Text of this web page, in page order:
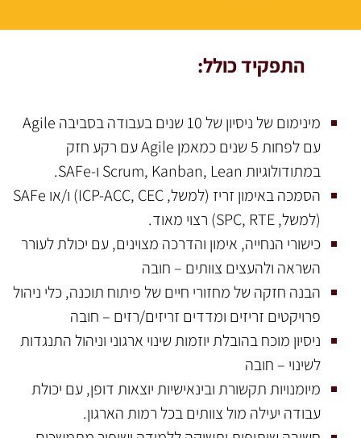
התפקיד כולל:
מינימום של ניסיון של 10 שנים בעבודה בסביבה Agile
עם לפחות 5 שנים כמאמן Agile עם רקע חזק
במתודולוגיות Scrum, Kanban, Lean ו-SAFe.
הסמכה באימון זריז (למשל, ICP-ACC, CEC) ו/או SAFe
(למשל, SPC, RTE) רצוי מאוד.
כישורי הנחייה, אימון והדרכה מצוינים, עם יכולת לעורר
השראה ולהעצים צוותים – חובה
הבנה חזקה של מחזורי חיים של פיתוח תוכנה, כלי ניהול
פרויקטים זריזים ומדדים זריזים/רזים – חובה
ניסיון מוכח בהובלת יוזמות שינוי ארגוני וניהול התנגדות
לשינוי – חובה
מיומנויות תקשורת ובינאישיות יוצאות דופן, עם יכולת
עבודה יעילה מול צוותים בכל רמות הארגון.